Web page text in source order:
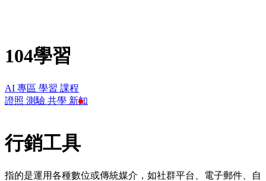
104學習
AI 專區 學習 課程
證照 測驗 共學 新知
行銷工具
指的是運用各種數位或傳統媒介，如社群平台、電子郵件、自